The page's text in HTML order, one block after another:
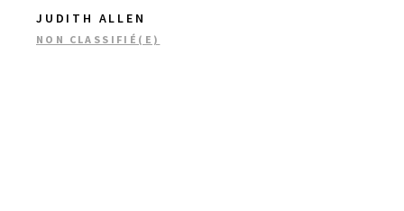
JUDITH ALLEN
NON CLASSIFIÉ(E)